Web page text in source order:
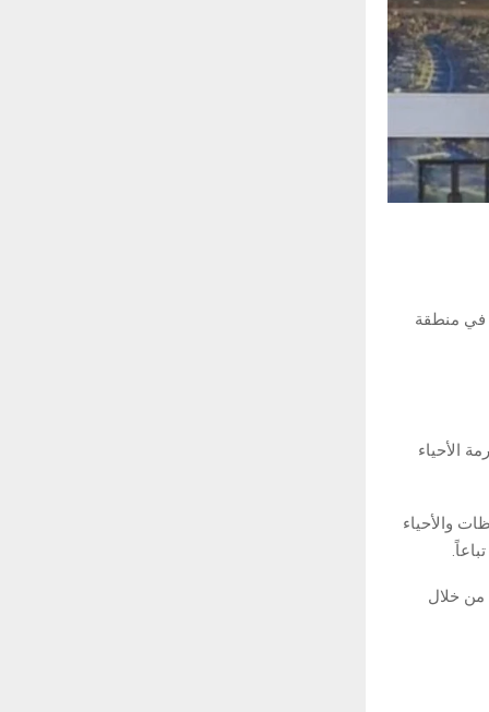
في منطقة
الأحياء
والأحياء
من خلال